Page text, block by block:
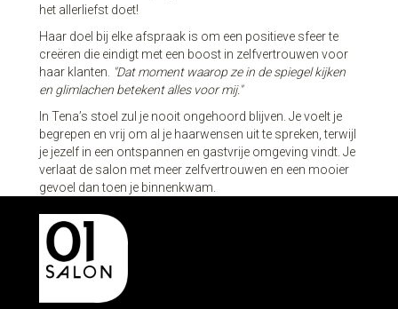
het allerliefst doet!
Haar doel bij elke afspraak is om een positieve sfeer te
creëren die eindigt met een boost in zelfvertrouwen voor
haar klanten.
"Dat moment waarop ze in de spiegel kijken
en glimlachen betekent alles voor mij."
In Tena’s stoel zul je nooit ongehoord blijven. Je voelt je
begrepen en vrij om al je haarwensen uit te spreken, terwijl
je jezelf in een ontspannen en gastvrije omgeving vindt. Je
verlaat de salon met meer zelfvertrouwen en een mooier
gevoel dan toen je binnenkwam.